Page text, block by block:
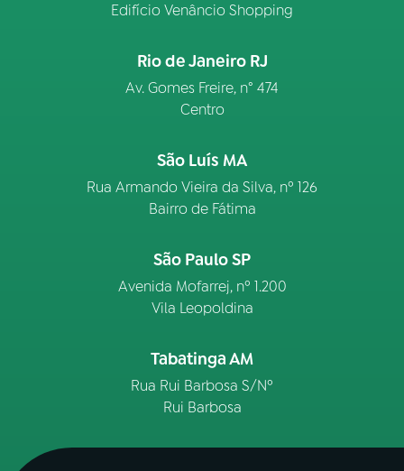
Edifício Venâncio Shopping
Rio de Janeiro RJ
Av. Gomes Freire, n° 474
Centro
São Luís MA
Rua Armando Vieira da Silva, nº 126
Bairro de Fátima
São Paulo SP
Avenida Mofarrej, nº 1.200
Vila Leopoldina
Tabatinga AM
Rua Rui Barbosa S/Nº
Rui Barbosa